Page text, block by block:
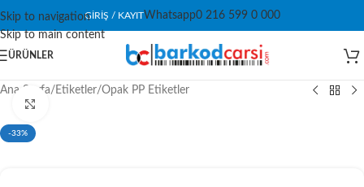
Skip to navigation
Skip to main content
GIRIŞ / KAYITWhatsapp0 216 599 0 000
ÜRÜNLER
Ana Sayfa/ Etiketler/Opak PP Etiketler
-33%